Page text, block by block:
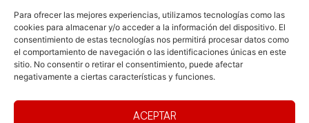
Para ofrecer las mejores experiencias, utilizamos tecnologías como las
cookies para almacenar y/o acceder a la información del dispositivo. El
consentimiento de estas tecnologías nos permitirá procesar datos como
el comportamiento de navegación o las identificaciones únicas en este
sitio. No consentir o retirar el consentimiento, puede afectar
negativamente a ciertas características y funciones.
ACEPTAR